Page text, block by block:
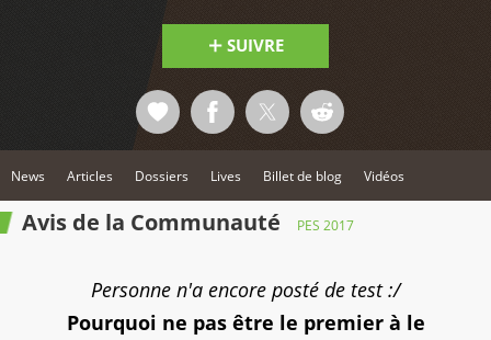
SUIVRE
News Articles Dossiers Lives Billet de blog Vidéos
Avis de la Communauté PES 2017
Personne n'a encore posté de test :/
Pourquoi ne pas être le premier à le